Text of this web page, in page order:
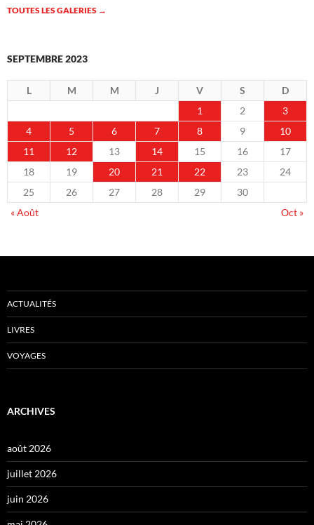
TOUTES LES GALERIES →
SEPTEMBRE 2023
L M M J V S
D
1
2
3
4
5 6 7 8 9
10
11
12 13 14 15 16
17
18
19 20 21 22 23
24
25
26 27 28 29
30
« Août
Oct »
ACTUALITÉS
LIVRES
VOYAGES
ARCHIVES
août 2026
juillet 2026
juin 2026